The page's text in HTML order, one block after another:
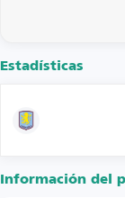
Estadísticas
Información del